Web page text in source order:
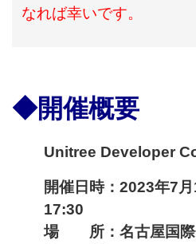
なれば幸いです。
◆開催概要
Unitree Developer
開催日時：2023年7
17:30
場 所：名古屋国際